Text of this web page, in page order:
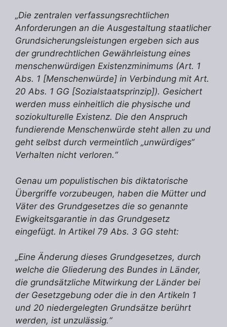
„Die zentralen verfassungsrechtlichen
Anforderungen an die Ausgestaltung staatlicher
Grundsicherungsleistungen ergeben sich aus
der grundrechtlichen Gewährleistung eines
menschenwürdigen Existenzminimums (Art. 1
Abs. 1 [Menschenwürde] in Verbindung mit Art.
20 Abs. 1 GG [Sozialstaatsprinzip]). Gesichert
werden muss einheitlich die physische und
soziokulturelle Existenz. Die den Anspruch
fundierende Menschenwürde steht allen zu und
geht selbst durch vermeintlich „unwürdiges“
Verhalten nicht verloren.“
Genau um populistischen bis diktatorische
Übergriffe vorzubeugen, haben die Mütter und
Väter des Grundgesetzes die so genannte
Ewigkeitsgarantie in das Grundgesetz
eingefügt. In Artikel 79 Abs. 3 GG steht:
„Eine Änderung dieses Grundgesetzes, durch
welche die Gliederung des Bundes in Länder,
die grundsätzliche Mitwirkung der Länder bei
der Gesetzgebung oder die in den Artikeln 1
und 20 niedergelegten Grundsätze berührt
werden, ist unzulässig.“